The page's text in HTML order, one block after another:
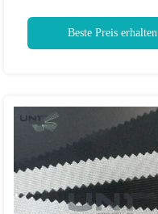
Beste Preis erhalten